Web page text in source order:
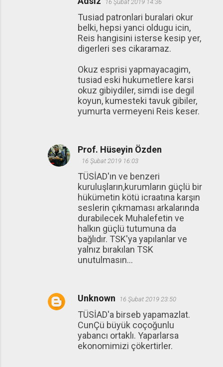
16 Şubat 2019 14:36
Tusiad patronlari buralari okur
belki, hepsi yanci oldugu icin,
Reis hangisini isterse kesip yer,
digerleri ses cikaramaz.
Okuz esprisi yapmayacagim,
tusiad eski hukumetlere karsi
okuz gibiydiler, simdi ise degil
koyun, kumesteki tavuk gibiler,
yumurta vermeyeni Reis keser.
Prof. Hüseyin Özden
16 Şubat 2019 16:03
TÜSİAD'ın ve benzeri
kuruluşların,kurumların güçlü bir
hükümetin kötü icraatına karşın
seslerin çıkmaması arkalarında
durabilecek Muhalefetin ve
halkın güçlü tutumuna da
bağlıdır. TSK'ya yapılanlar ve
yalnız bırakılan TSK
unutulmasın...
Unknown 16 Şubat 2019 23:50
TÜSİAD'a birseb yapamazlat.
CunÇü büyük coçoğunlu
yabancı ortaklı. Yaparlarsa
ekonomimizi çökertirler.